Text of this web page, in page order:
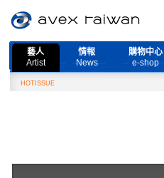
藝人
Artist
情報
News
購物中心
e-shop
HOTISSUE